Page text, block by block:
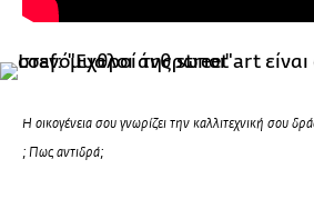
H οικογένεια σου γνωρίζει την καλλιτεχνική σου
; Πως αντιδρά;